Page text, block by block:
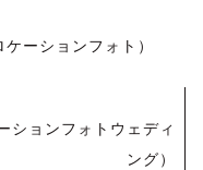
ーションフォト）
ョンフォトウェディ
ング）